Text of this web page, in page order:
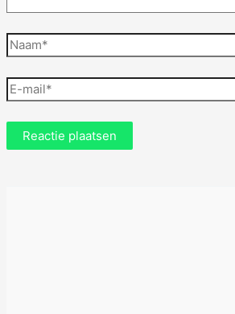
Naam*
E-
mail*